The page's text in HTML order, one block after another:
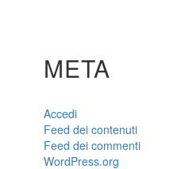
META
Accedi
Feed dei contenuti
Feed dei commenti
WordPress.org